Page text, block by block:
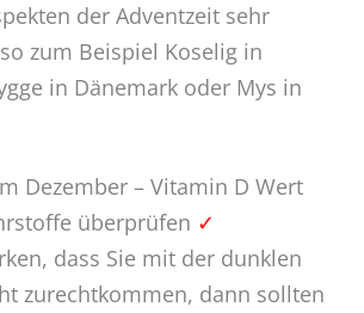
der Adventzeit sehr
zum Beispiel Koselig in
in Dänemark oder Mys in
Dezember – Vitamin D Wert
überprüfen ✓
dass Sie mit der dunklen
zurechtkommen, dann sollten